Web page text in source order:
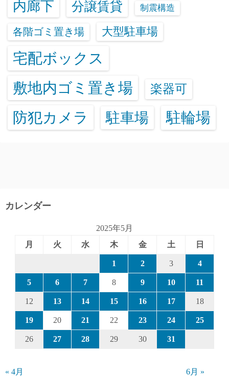
内廊下 分譲賃貸 制震構造
各階ゴミ置き場 大型駐車場
宅配ボックス
敷地内ゴミ置き場
楽器可
防犯カメラ 駐車場 駐輪場
カレンダー
2025年5月
月
火 水 木 金 土 日
1 2 3 4
5 6 7 8 9 10 11
12 13 14 15 16 17 18
19 20 21 22 23 24 25
26 27 28 29 30 31
« 4月 6月 »